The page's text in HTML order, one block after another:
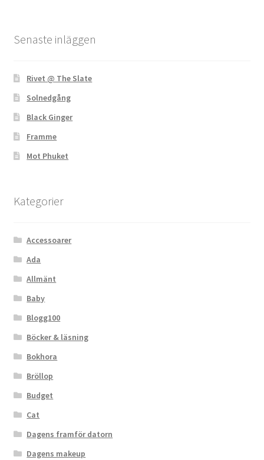
Senaste inläggen
Rivet @ The Slate
Solnedgång
Black Ginger
Framme
Mot Phuket
Kategorier
Accessoarer
Ada
Allmänt
Baby
Blogg100
Böcker & läsning
Bokhora
Bröllop
Budget
Cat
Dagens framför datorn
Dagens makeup